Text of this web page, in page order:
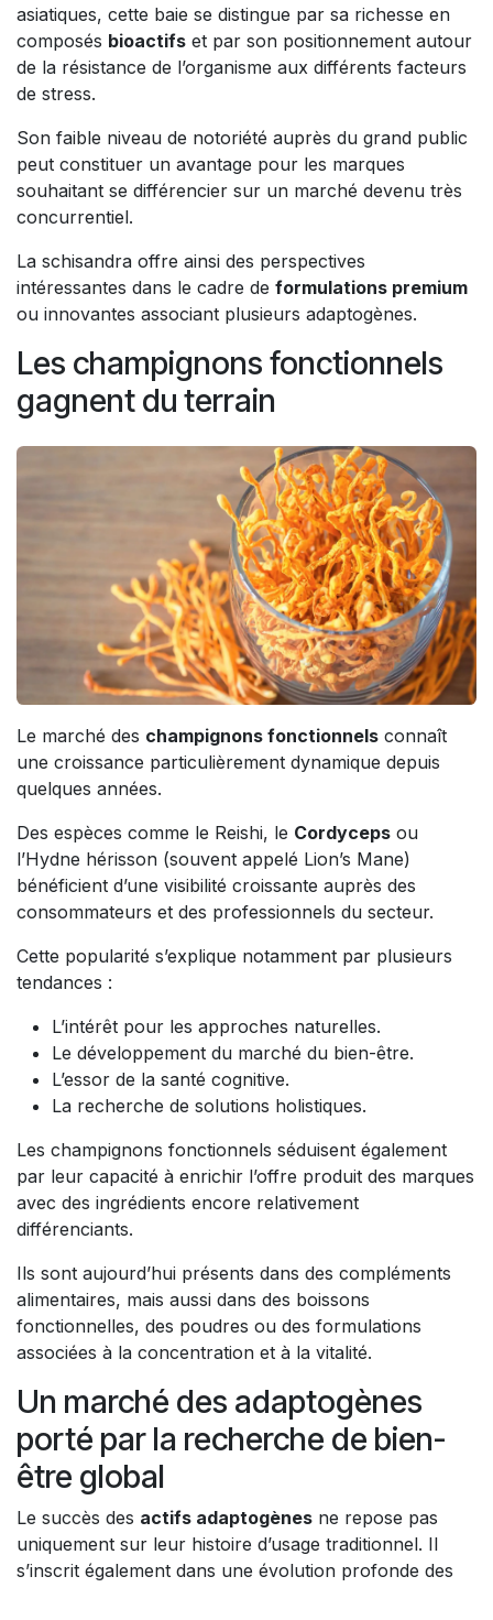
asiatiques, cette baie se distingue par sa richesse en
composés bioactifs et par son positionnement autour
de la résistance de l’organisme aux différents facteurs
de stress.
Son faible niveau de notoriété auprès du grand public
peut constituer un avantage pour les marques
souhaitant se différencier sur un marché devenu très
concurrentiel.
La schisandra offre ainsi des perspectives
intéressantes dans le cadre de formulations premium
ou innovantes associant plusieurs adaptogènes.
Les champignons fonctionnels
gagnent du terrain
Le marché des champignons fonctionnels connaît
une croissance particulièrement dynamique depuis
quelques années.
Des espèces comme le Reishi, le Cordyceps ou
l’Hydne hérisson (souvent appelé Lion’s Mane)
bénéficient d’une visibilité croissante auprès des
consommateurs et des professionnels du secteur.
Cette popularité s’explique notamment par plusieurs
tendances :
L’intérêt pour les approches naturelles.
Le développement du marché du bien-être.
L’essor de la santé cognitive.
La recherche de solutions holistiques.
Les champignons fonctionnels séduisent également
par leur capacité à enrichir l’offre produit des marques
avec des ingrédients encore relativement
différenciants.
Ils sont aujourd’hui présents dans des compléments
alimentaires, mais aussi dans des boissons
fonctionnelles, des poudres ou des formulations
associées à la concentration et à la vitalité.
Un marché des adaptogènes
porté par la recherche de bien-
être global
Le succès des actifs adaptogènes ne repose pas
uniquement sur leur histoire d’usage traditionnel. Il
s’inscrit également dans une évolution profonde des